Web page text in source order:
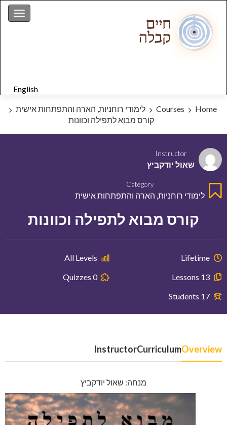
English
Home
Courses
לימודי רוחניות, הארה והתפתחות אישית
קורס מבוא לתפילה וכוונות
Instructor
שאול יודקביץ
Category
לימודי רוחניות, הארה והתפתחות אישית
קורס מבוא לתפילה וכוונות
Lifetime
All Levels
13 Lessons
0 Quizzes
17 Students
Overview
Curriculum
Instructor
מנחה: שאול יודקביץ